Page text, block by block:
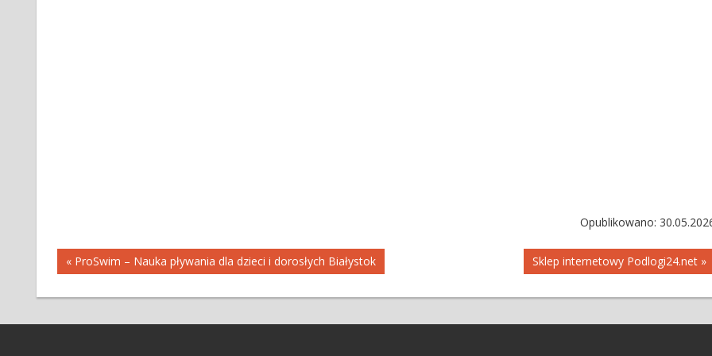
Opublikowano:
Nawigacja
wpisu
« ProSwim – Nauka pływania dla dzieci i dorosłych Białystok Sklep internetowy Podlogi24.net »